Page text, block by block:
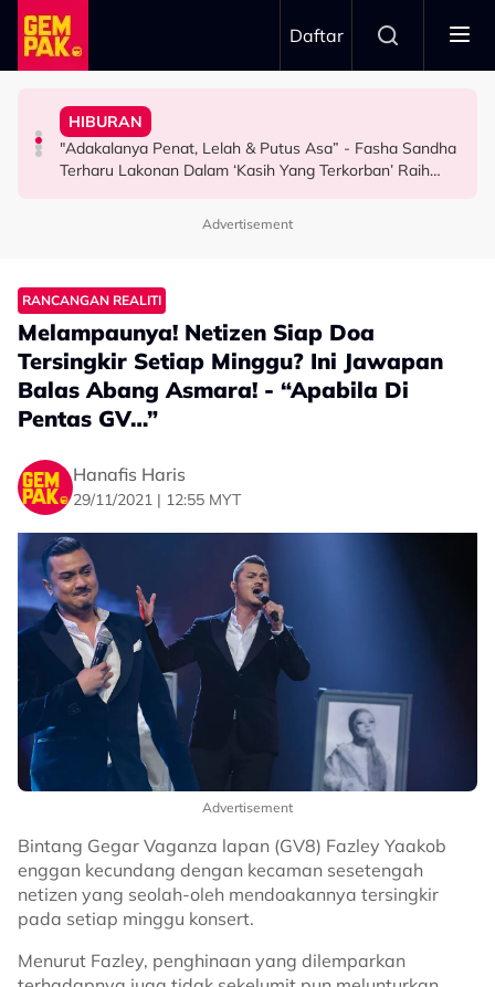
Skip to main content
Daftar
HIBURAN
Bawa Anak Ke Klinik, Syasya Rizal Terkejut Dikenali
Doktor
HIBURAN
"Adakalanya Penat, Lelah & Putus Asa” - Fasha Sandha
Terharu Lakonan Dalam ‘Kasih Yang Terkorban’ Raih
HIBURAN
“Hidup Adalah Kitaran, Awak Buat Jahat…” - Uyaina
Arshad
HIBURAN
Mamat Sepah Saksi Air Mata Isteri Gugur Tiap Kali
Terima Soalan Tentang Zuriat - “Aku Tak Kuat Tapi…”
Advertisement
RANCANGAN REALITI
Melampaunya! Netizen Siap Doa
Tersingkir Setiap Minggu? Ini Jawapan
Balas Abang Asmara! - “Apabila Di
Pentas GV…”
Hanafis Haris
29/11/2021 | 12:55 MYT
Advertisement
Bintang Gegar Vaganza lapan (GV8) Fazley Yaakob
enggan kecundang dengan kecaman sesetengah
netizen yang seolah-oleh mendoakannya tersingkir
pada setiap minggu konsert.
Menurut Fazley, penghinaan yang dilemparkan